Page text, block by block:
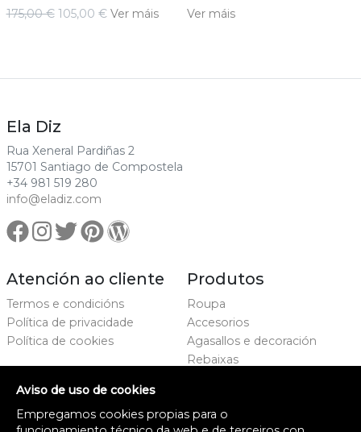
175,00 € 105,00 € Ver máis Ver máis
Ela Diz
Rua Xeneral Pardiñas 2
15701 Santiago de Compostela
+34 981 519 280
info@eladiz.com
Atención ao cliente
Termos e condicións
Política de privacidade
Política de cookies
Produtos
Roupa
Accesorios
Agasallos e decoración
Rebaixas
Proxecto cofinanciado
Aviso de uso de cookies
Empregamos cookies propias para o